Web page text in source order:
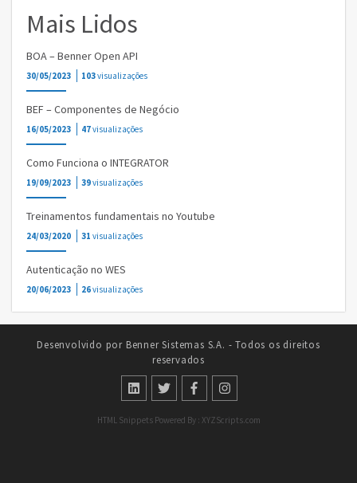
Mais Lidos
BOA – Benner Open API
30/05/2023 103visualizações
BEF – Componentes de Negócio
16/05/2023 47visualizações
Como Funciona o INTEGRATOR
19/09/2023 39visualizações
Treinamentos fundamentais no Youtube
24/03/2020 31 visualizações
Autenticação no WES
20/06/2023 26visualizações
Desenvolvido por Benner Sistemas S.A. - Todos os direitos
reservados
HTML SnippetsPowered By : XYZScripts.com